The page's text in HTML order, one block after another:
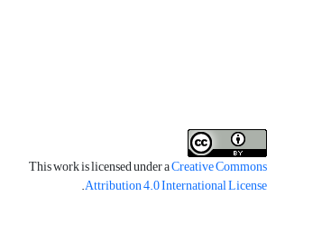
This work is licensed under aCreative Commons
Attribution 4.0 International License
.